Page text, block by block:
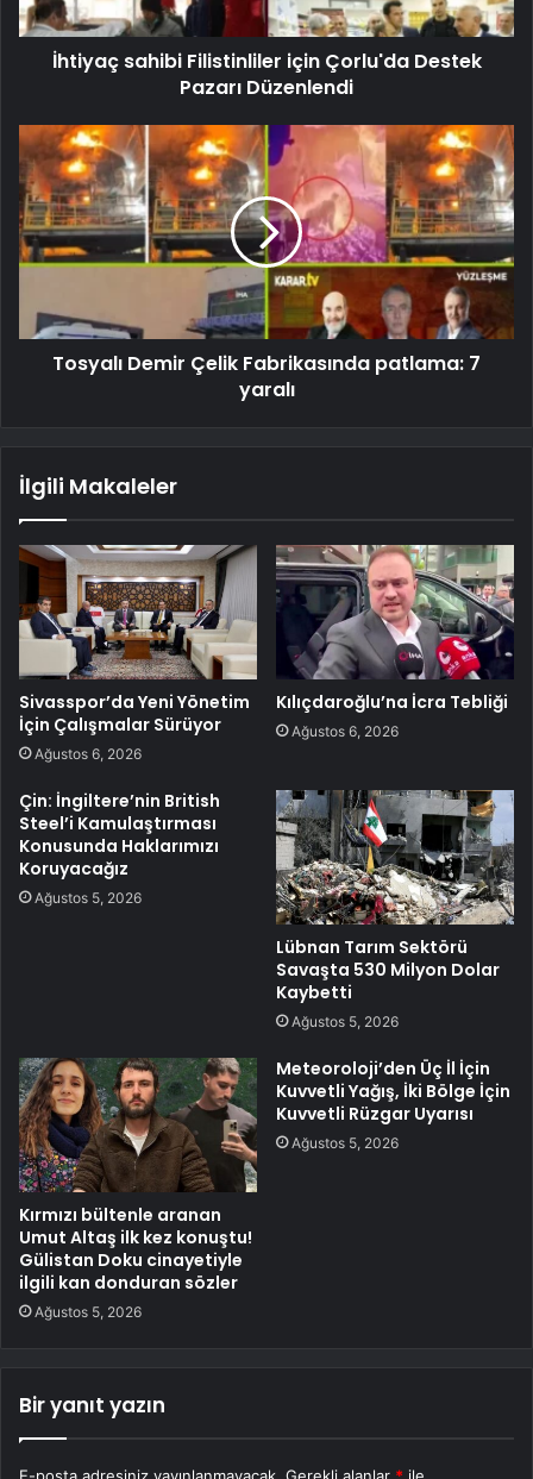
İhtiyaç sahibi Filistinliler için Çorlu'da Destek
Pazarı Düzenlendi
Tosyalı Demir Çelik Fabrikasında patlama: 7
yaralı
İlgili Makaleler
Sivasspor’da Yeni Yönetim
İçin Çalışmalar Sürüyor
Ağustos 6, 2026
Kılıçdaroğlu’na İcra Tebliği
Ağustos 6, 2026
Çin: İngiltere’nin British
Steel’i Kamulaştırması
Konusunda Haklarımızı
Koruyacağız
Ağustos 5, 2026
Lübnan Tarım Sektörü
Savaşta 530 Milyon Dolar
Kaybetti
Ağustos 5, 2026
Kırmızı bültenle aranan
Umut Altaş ilk kez konuştu!
Gülistan Doku cinayetiyle
ilgili kan donduran sözler
Ağustos 5, 2026
Meteoroloji’den Üç İl İçin
Kuvvetli Yağış, İki Bölge İçin
Kuvvetli Rüzgar Uyarısı
Ağustos 5, 2026
Bir yanıt yazın
E-posta adresiniz yayınlanmayacak. Gerekli alanlar * ile